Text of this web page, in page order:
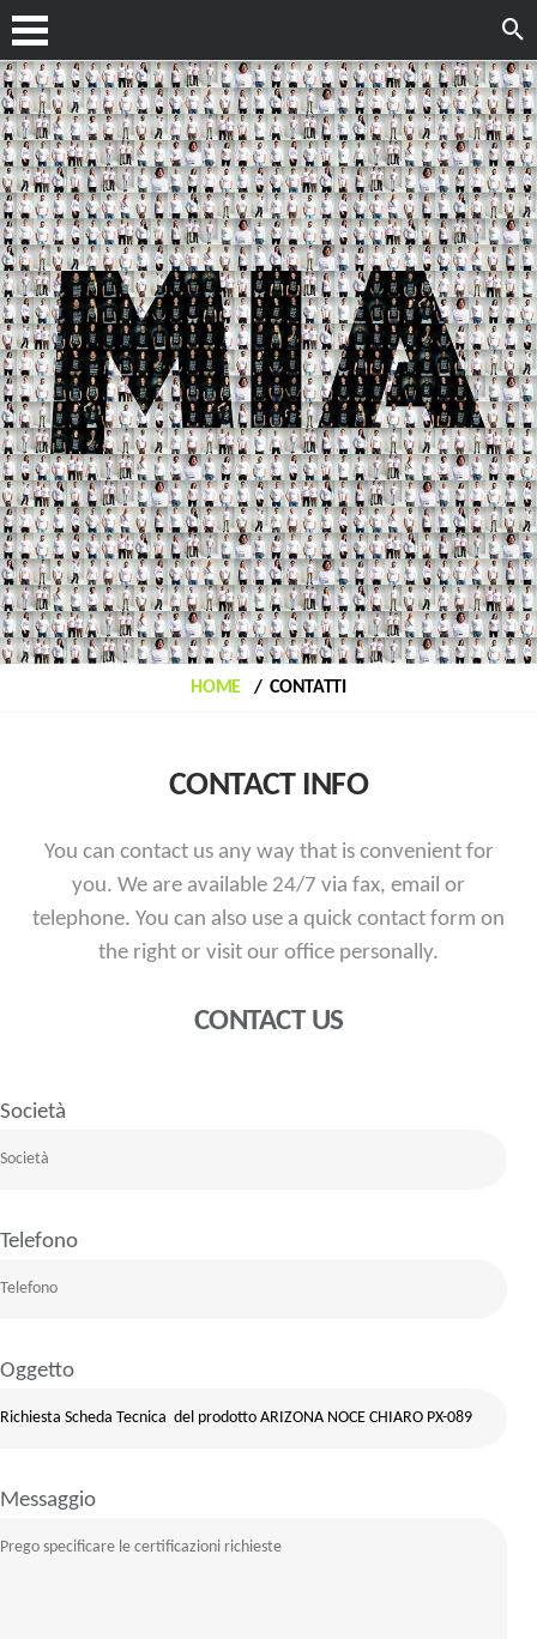
HOME CONTATTI
CONTACT INFO
You can contact us any way that is convenient for
you. We are available 24/7 via fax, email or
telephone. You can also use a quick contact form on
the right or visit our office personally.
CONTACT US
Società
Telefono
Oggetto
Messaggio